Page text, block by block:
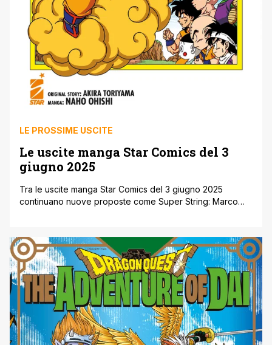
LE PROSSIME USCITE
Le uscite manga Star Comics del 3
giugno 2025
Tra le uscite manga Star Comics del 3 giugno 2025
continuano nuove proposte come Super String: Marco
Zero e tanti altri. Inoltre, per l’etichetta Astra, arriva Gone,
una straordinaria avventura sci-fi firmata da Jock, per la
prima [']